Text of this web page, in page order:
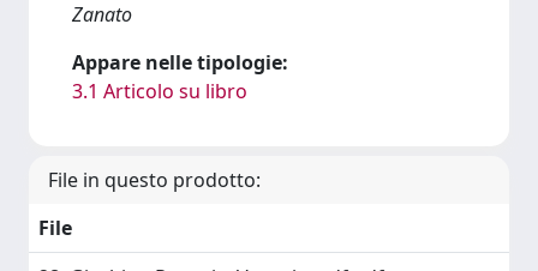
Zanato
Appare nelle tipologie:
3.1 Articolo su libro
File in questo prodotto:
File